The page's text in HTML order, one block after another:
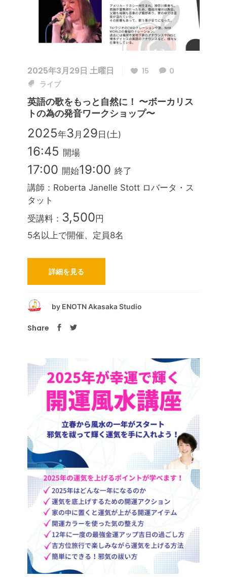
2025年3月29日 土曜日 15
0
ライブ
英語の歌をもっと自然に！ 〜ボーカリス
トの為の発音ワークショップ〜
2025年3 月 29 日(土)
16:45 開場
17:00 開始19:00 終了
講師：Roberta Janelle Stott ロバータ・ス
タット
受講料： 3,500 円
5名以上で開催、定員8名
詳細を見る
by ENOTN Akasaka Studio
Share